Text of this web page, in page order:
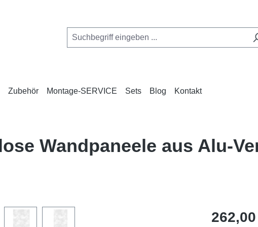
Zubehör Montage-SERVICE Sets Blog Kontakt
Wandpaneele aus Alu-
Regulärer